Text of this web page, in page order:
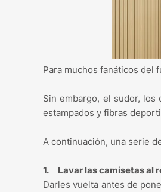
Para muchos fanáticos del
Sin embargo, el sudor,
estampados y fibras
A continuación, una serie
1. Lavar las camisetas al
Darles vuelta antes de